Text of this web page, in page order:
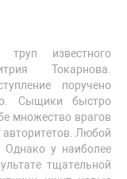
известного
Токарнова.
поручено
Сыщики быстро
множество врагов
авторитетов. Любой
Однако у наиболее
тщательной